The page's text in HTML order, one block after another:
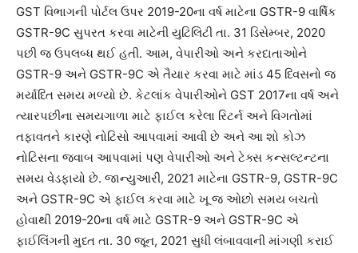
GST વિભાગની પોર્ટલ ઉપર 2019-20ના વર્ષ માટેના GSTR-9 વાર્ષિક
GSTR-9C સુપરત કરવા માટેની યુટિલિટી તા. 31 ડિસેમ્બર, 2020
પછી જ ઉપલબ્ધ થઈ હતી. આમ, વેપારીઓ અને કરદાતાઓને
GSTR-9 અને GSTR-9C એ તૈયાર કરવા માટે માંડ 45 ધ્વિસનો જ
મર્યાધ્તિ સમય મળ્યો છે. કેટલાંક વેપારીઓને GST 2017ના વર્ષ અને
ત્યારપછીના સમયગાળા માટે ફાઈલ કરેલા રિટર્ન અને વિગતોમાં
તફાવતને કારણે નોટિસો આપવામાં આવી છે અને આ શો કોઝ
નોટિસના જવાબ આપવામાં પણ વેપારીઓ અને ટેક્સ કન્સલ્ટન્ટના
સમય વેડફાયો છે. જાન્યુઆરી, 2021 માટેના GSTR-9, GSTR-9C
અને GSTR-9C એ ફાઈલ કરવા માટે ખૂ જ ઓછો સમય બચતો
હોવાથી 2019-20ના વર્ષ માટે GSTR-9 અને GSTR-9C એ
ફાઈલિંગની મુધ્ત તા. 30 જૂન, 2021 સુધી લંબાવવાની માંગણી કરાઈ